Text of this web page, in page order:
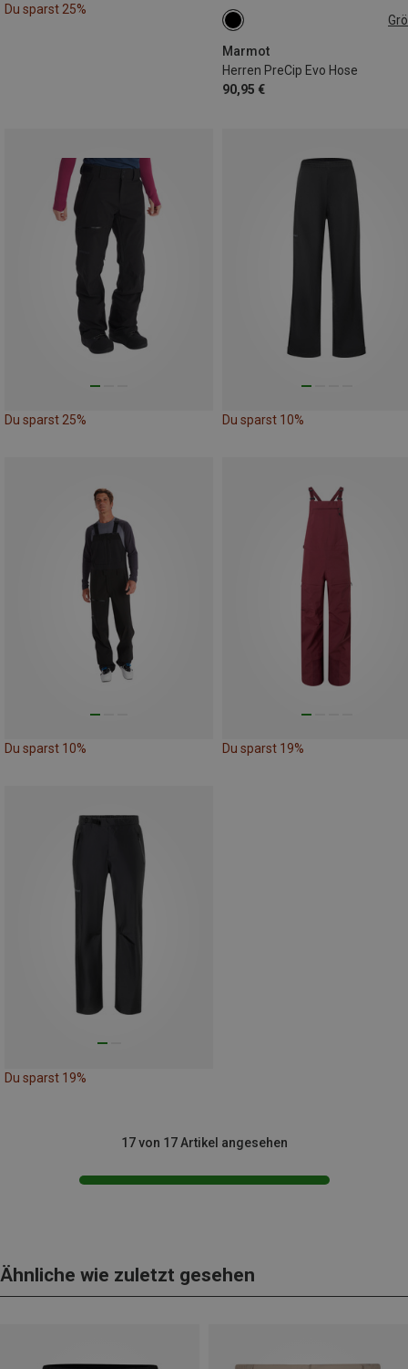
Du sparst 25%
Marmot
Herren PreCip Evo Hose
90,95 €
S
XXL
Du sparst 25% Du sparst 10%
Du sparst 10% Du sparst 19%
Du sparst 19%
17 von 17 Artikel angesehen
Ähnliche wie zuletzt gesehen